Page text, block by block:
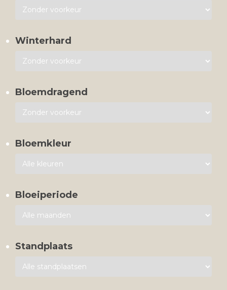
Winterhard
Bloemdragend
Bloemkleur
Bloeiperiode
Standplaats